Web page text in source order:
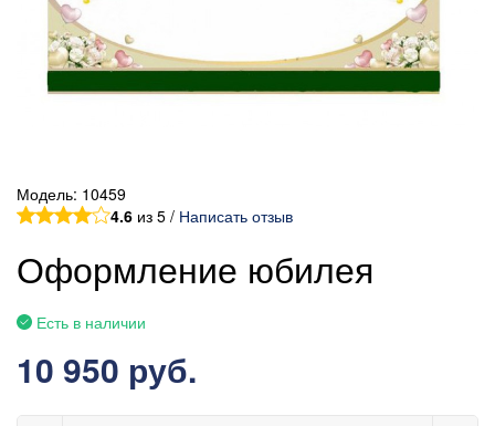
Модель: 10459
4.6 из 5 / Написать отзыв
Оформление юбилея
Есть в наличии
10 950 руб.